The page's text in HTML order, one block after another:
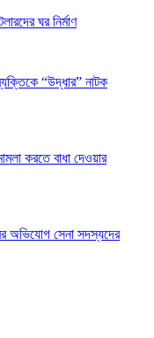
ঘর নির্মাণ
“উদ্ধার” নাটক
করতে বাধা দেওয়ার
অভিযোগ সেনা সদস্যদের